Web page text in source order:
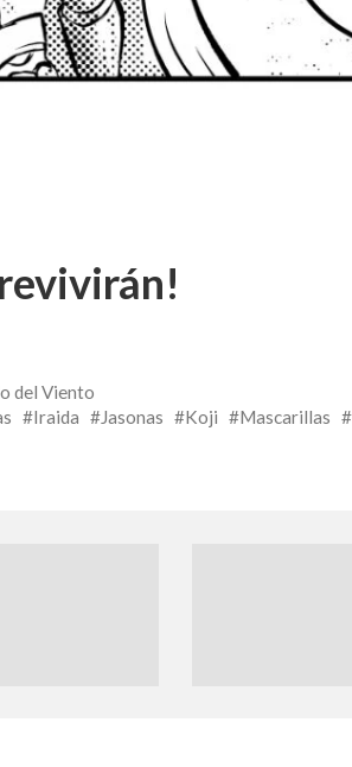
del Viento
Iraida Jasonas Koji Mascarillas